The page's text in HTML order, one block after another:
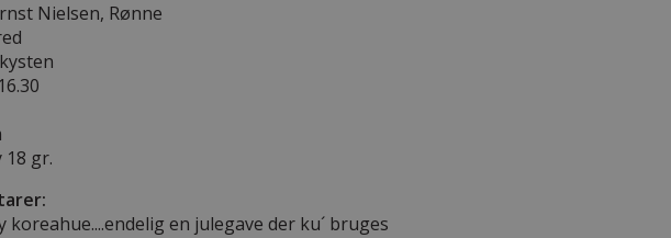
Nielsen, Rønne
18 gr.
en julegave der ku´ bruges